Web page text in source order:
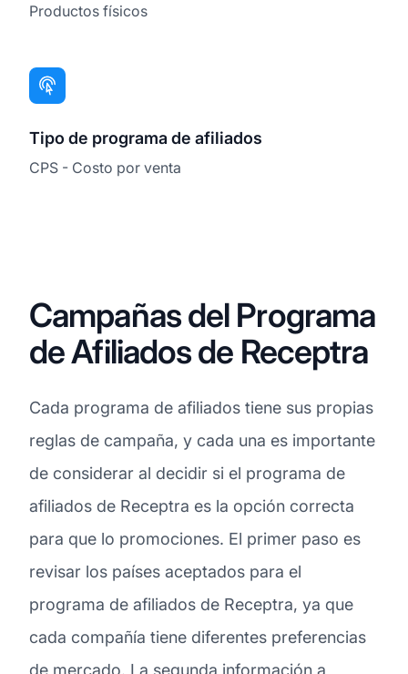
Productos físicos
Tipo de programa de afiliados
CPS - Costo por venta
Campañas del Programa
de Afiliados de Receptra
Cada programa de afiliados tiene sus propias
reglas de campaña, y cada una es importante
de considerar al decidir si el programa de
afiliados de Receptra es la opción correcta
para que lo promociones. El primer paso es
revisar los países aceptados para el
programa de afiliados de Receptra, ya que
cada compañía tiene diferentes preferencias
de mercado. La segunda información a